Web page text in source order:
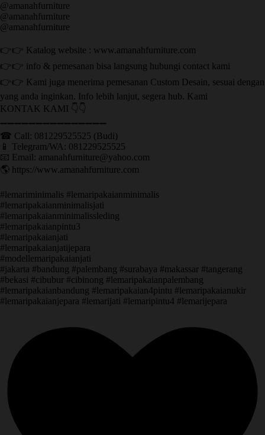
@amanahfurniture
@amanahfurniture
@amanahfurniture
👉👉 Katalog website : www.amanahfurniture.com
👉👉 info & pemesanan bisa langsung hubungi contact kami
👉👉 Kami juga menerima pemesanan Custom Desain, sesuai dengan
yang anda inginkan. Info lebih lanjut, segera hub. Kami
KONTAK KAMI 👇👇
➖➖➖➖➖➖➖➖➖➖➖➖➖➖➖ ㅤ
☎ Call: 081229525525 (Budi)
📱 Telegram/WA: 081229525525
📧 Email: amanahfurniture@yahoo.com
🌎 https://www.amanahfurniture.com
#lemariminimalis #lemaripakaianminimalis
#lemaripakaianminimalisjati
#lemaripakaianminimalissleding
#lemaripakaianpintu3
#lemaripakaianjati
#lemaripakaianjatijepara
#modellemaripakaianjati
#jakarta #bandung #palembang #surabaya #makassar #tangerang
#bekasi #cibubur #cibinong #lemaripakaianpalembang
#lemaripakaianbandung #lemaripakaian4pintu #lemaripakaianukir
#lemaripakaianjepara #lemarijati #lemaripintu4 #lemarijepara